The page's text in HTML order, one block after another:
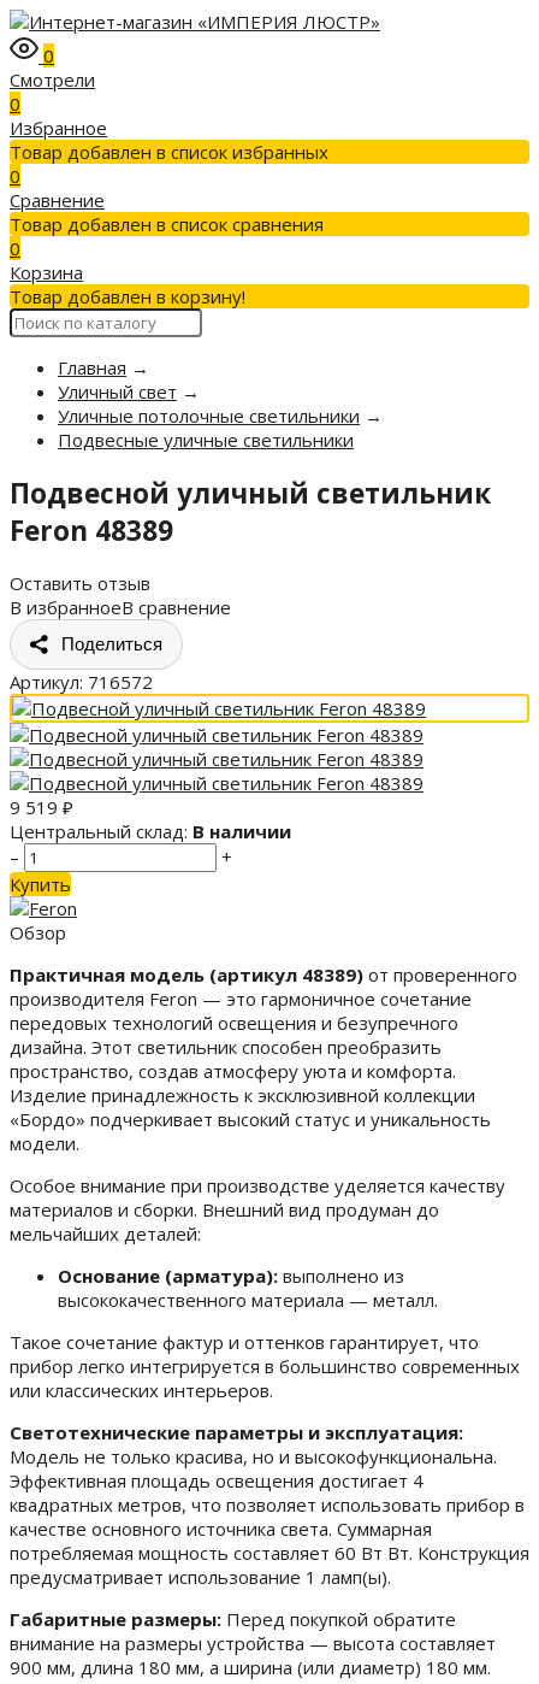
0
Смотрели
0
Избранное
Товар добавлен в список избранных
0
Сравнение
Товар добавлен в список сравнения
0
Корзина
Товар добавлен в корзину!
Главная →
Уличный свет →
Уличные потолочные светильники →
Подвесные уличные светильники
Подвесной уличный светильник
Feron 48389
Оставить отзыв
В избранноеВ сравнение
Поделиться
Артикул: 716572
9 519 ₽
Центральный склад: В наличии
–
+
Купить
Обзор
Практичная модель (артикул 48389) от проверенного
производителя Feron — это гармоничное сочетание
передовых технологий освещения и безупречного
дизайна. Этот светильник способен преобразить
пространство, создав атмосферу уюта и комфорта.
Изделие принадлежность к эксклюзивной коллекции
«Бордо» подчеркивает высокий статус и уникальность
модели.
Особое внимание при производстве уделяется качеству
материалов и сборки. Внешний вид продуман до
мельчайших деталей:
Основание (арматура): выполнено из
высококачественного материала — металл.
Такое сочетание фактур и оттенков гарантирует, что
прибор легко интегрируется в большинство современных
или классических интерьеров.
Светотехнические параметры и эксплуатация:
Модель не только красива, но и высокофункциональна.
Эффективная площадь освещения достигает 4
квадратных метров, что позволяет использовать прибор в
качестве основного источника света. Суммарная
потребляемая мощность составляет 60 Вт Вт. Конструкция
предусматривает использование 1 ламп(ы).
Габаритные размеры: Перед покупкой обратите
внимание на размеры устройства — высота составляет
900 мм, длина 180 мм, а ширина (или диаметр) 180 мм.